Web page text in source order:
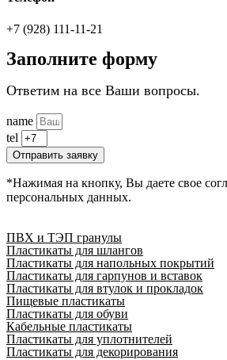
+7 (928) 111-11-21
Заполните форму
Ответим на все Ваши вопросы.
name
tel
Отправить заявку
*Нажимая на кнопку, Вы даете свое
персональных данных.
ПВХ и ТЭП гранулы
Пластикаты для шлангов
Пластикаты для напольных покрытий
Пластикаты для гарпунов и вставок
Пластикаты для втулок и прокладок
Пищевые пластикаты
Пластикаты для обуви
Кабельные пластикаты
Пластикаты для уплотнителей
Пластикаты для декорирования